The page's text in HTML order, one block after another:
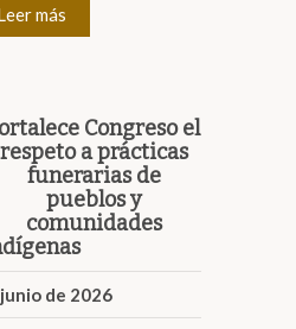
más
Congreso el
respeto a prácticas
funerarias de
pueblos y
comunidades
de 2026